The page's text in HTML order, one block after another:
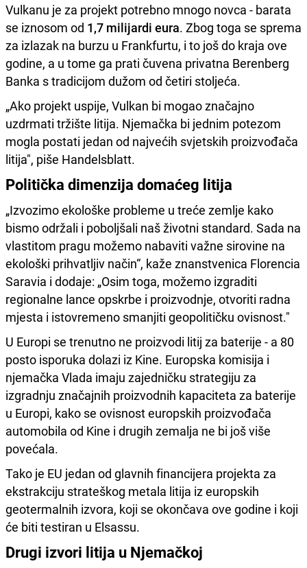
Vulkanu je za projekt potrebno mnogo novca - barata
se iznosom od 1,7 milijardi eura. Zbog toga se sprema
za izlazak na burzu u Frankfurtu, i to još do kraja ove
godine, a u tome ga prati čuvena privatna Berenberg
Banka s tradicijom dužom od četiri stoljeća.
„Ako projekt uspije, Vulkan bi mogao značajno
uzdrmati tržište litija. Njemačka bi jednim potezom
mogla postati jedan od najvećih svjetskih proizvođača
litija", piše Handelsblatt.
Politička dimenzija domaćeg litija
„Izvozimo ekološke probleme u treće zemlje kako
bismo održali i poboljšali naš životni standard. Sada na
vlastitom pragu možemo nabaviti važne sirovine na
ekološki prihvatljiv način“, kaže znanstvenica Florencia
Saravia i dodaje: „Osim toga, možemo izgraditi
regionalne lance opskrbe i proizvodnje, otvoriti radna
mjesta i istovremeno smanjiti geopolitičku ovisnost."
U Europi se trenutno ne proizvodi litij za baterije - a 80
posto isporuka dolazi iz Kine. Europska komisija i
njemačka Vlada imaju zajedničku strategiju za
izgradnju značajnih proizvodnih kapaciteta za baterije
u Europi, kako se ovisnost europskih proizvođača
automobila od Kine i drugih zemalja ne bi još više
povećala.
Tako je EU jedan od glavnih financijera projekta za
ekstrakciju strateškog metala litija iz europskih
geotermalnih izvora, koji se okončava ove godine i koji
će biti testiran u Elsassu.
Drugi izvori litija u Njemačkoj